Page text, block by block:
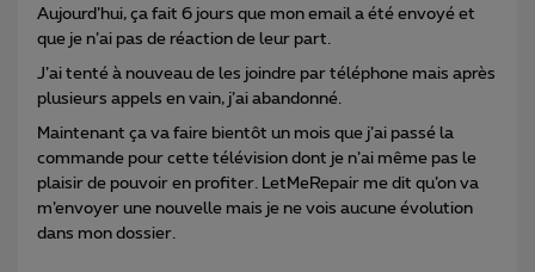
Aujourd’hui, ça fait 6 jours que mon email a été envoyé et
que je n’ai pas de réaction de leur part.
J’ai tenté à nouveau de les joindre par téléphone mais après
plusieurs appels en vain, j’ai abandonné.
Maintenant ça va faire bientôt un mois que j’ai passé la
commande pour cette télévision dont je n’ai même pas le
plaisir de pouvoir en profiter. LetMeRepair me dit qu’on va
m’envoyer une nouvelle mais je ne vois aucune évolution
dans mon dossier.